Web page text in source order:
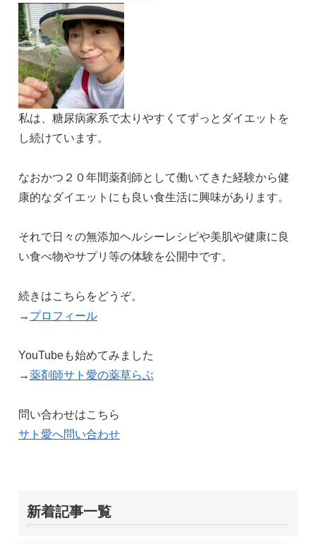
私は、糖尿病家系で太りやすくてずっとダイエットを
し続けています。
なおかつ２０年間薬剤師として働いてきた経験から健
康的なダイエットにも良い食生活に興味があります。
それで日々の無添加ヘルシーレシピや美肌や健康に良
い食べ物やサプリ等の体験を公開中です。
続きはこちらをどうぞ。
→ プロフィール
YouTubeも始めてみました
→薬剤師サト愛の薬草らぶ
問い合わせはこちら
サト愛へ問い合わせ
新着記事一覧